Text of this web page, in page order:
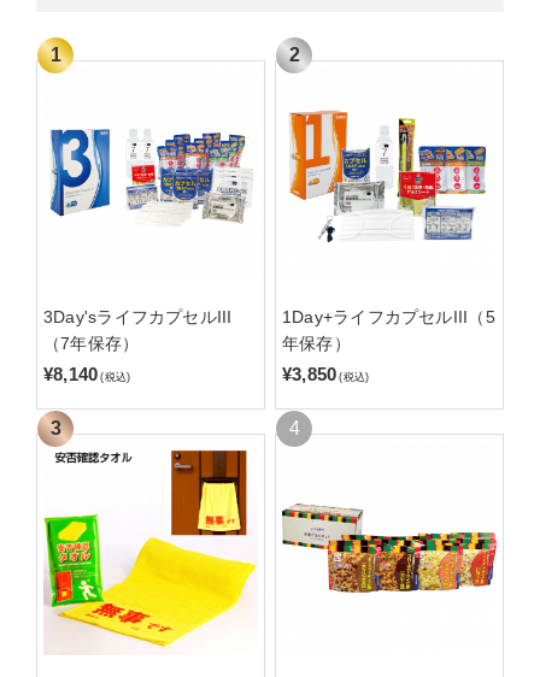
3Day'sライフカプセルIII
（7年保存）
¥8,140 (税込)
1Day+ライフカプセルIII（5
年保存）
¥3,850 (税込)